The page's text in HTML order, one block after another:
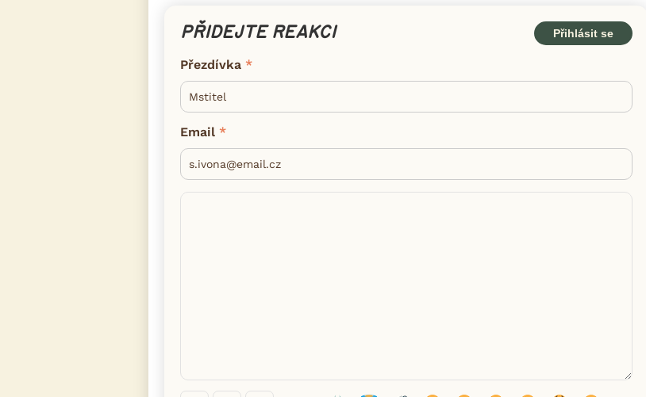
PŘIDEJTE REAKCI Přihlásit se
Přezdívka
Email